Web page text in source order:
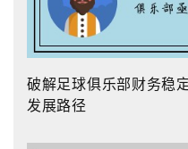
破解足球俱乐部财务稳
发展路径